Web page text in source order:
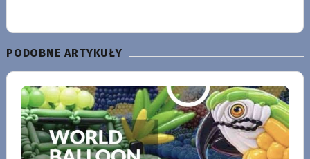
PODOBNE ARTYKUŁY